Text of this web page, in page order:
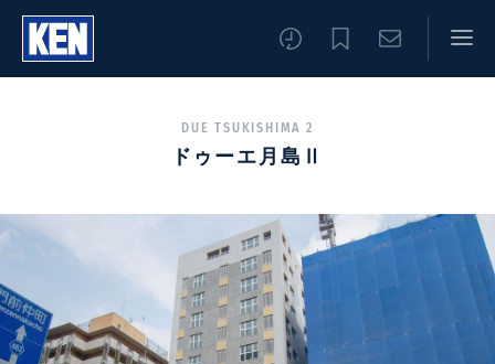
DUE TSUKISHIMA 2
ドゥーエ月島Ⅱ